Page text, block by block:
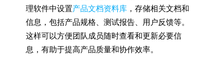
理软件中设置产品文档资料库，存储相关文档和
信息，包括产品规格、测试报告、用户反馈等。
这样可以方便团队成员随时查看和更新必要信
息，有助于提高产品质量和协作效率。